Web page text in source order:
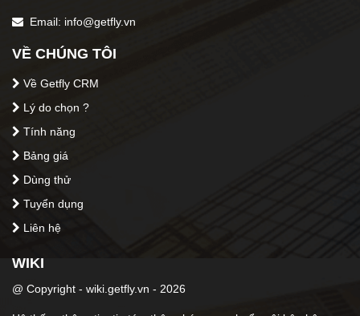
Email: info@getfly.vn
VỀ CHÚNG TÔI
Về Getfly CRM
Lý do chọn ?
Tính năng
Bảng giá
Dùng thử
Tuyển dụng
Liên hệ
WIKI
@ Copyright - wiki.getfly.vn - 2026